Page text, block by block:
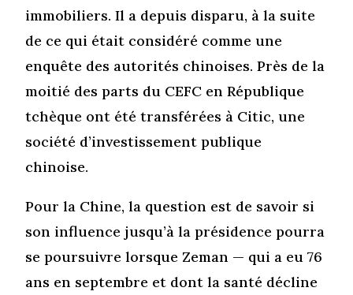
immobiliers. Il a depuis disparu, à la suite
de ce qui était considéré comme une
enquête des autorités chinoises. Près de la
moitié des parts du CEFC en République
tchèque ont été transférées à Citic, une
société d’investissement publique
chinoise.
Pour la Chine, la question est de savoir si
son influence jusqu’à la présidence pourra
se poursuivre lorsque Zeman — qui a eu 76
ans en septembre et dont la santé décline